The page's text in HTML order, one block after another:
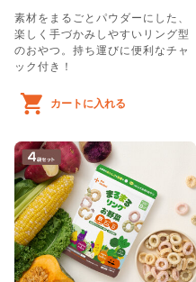
素材をまるごとパウダーにした、
楽しく手づかみしやすいリング型
のおやつ。持ち運びに便利なチャ
ック付き！
カートに入れる